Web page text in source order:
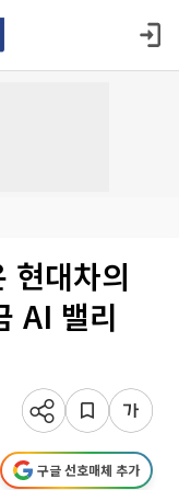
현대차의
AI 밸리
구글 선호매체 추가